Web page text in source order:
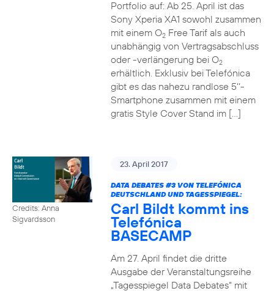
Portfolio auf: Ab 25. April ist das
Sony Xperia XA1 sowohl zusammen
mit einem O2Free Tarif als auch
unabhängig von Vertragsabschluss
oder -verlängerung bei O2
erhältlich. Exklusiv bei Telefónica
gibt es das nahezu randlose 5‘‘-
Smartphone zusammen mit einem
gratis Style Cover Stand im […]
Credits: Anna
Sigvardsson
23. April 2017
DATA DEBATES #3VON TELEFÓNICA
DEUTSCHLAND UND TAGESSPIEGEL:
Carl Bildt kommt ins
Telefónica
BASECAMP
Am 27. April findet die dritte
Ausgabe der Veranstaltungsreihe
„Tagesspiegel Data Debates“ mit